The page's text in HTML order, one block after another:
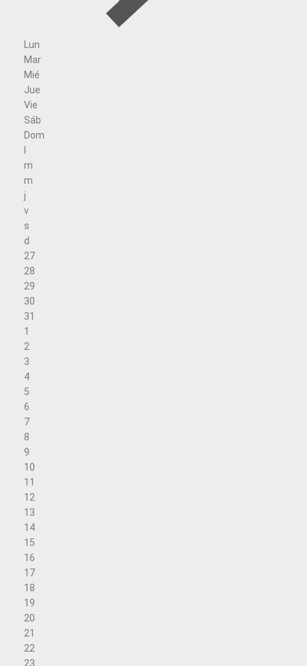
Lun
Mar
Mié
Jue
Vie
Sáb
Dom
m
m
j
v
s
d
27
28
29
30
31
1
2
3
4
5
6
7
8
9
10
11
12
13
14
15
16
17
18
19
20
21
22
23